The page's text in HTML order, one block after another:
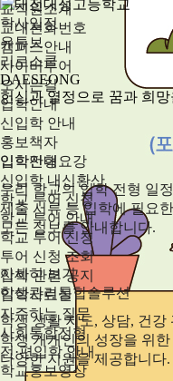
교직원소개
교내전화번호
캠퍼스안내
사이버투어
오시는길
입학안내
신입학 안내
홍보책자
입학전형요강
신입학 내신환산
학교 투어 신청
학교 투어 안내
학교 투어 신청
투어 신청 조회
입학 관련 공지
입학자료실
자주하는 질문
사회통합전형
전·편입학 안내
학교홍보영상
학사일정
유튜브
리로스쿨
DAESEONG
헌신과 열정으로 꿈과 희
입학안내
우리 학교의 입학 전형 일
제출 서류 등 입학에 필요한
모든 정보를 안내합니다.
자세히 보기
학생관리통합솔루션
학생 생활 지도, 상담, 건강
학생 개개인의 성장을 위한
다양한 지원을 제공합니다.